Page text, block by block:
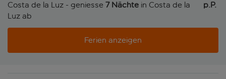
Costa de la Luz - geniesse 7 Nächte in Costa de la
Luz ab
p.P.
Ferien anzeigen